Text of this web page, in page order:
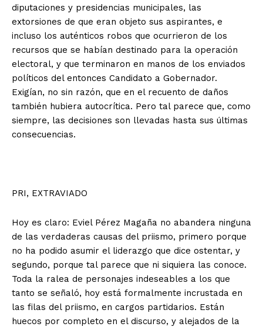
diputaciones y presidencias municipales, las
extorsiones de que eran objeto sus aspirantes, e
incluso los auténticos robos que ocurrieron de los
recursos que se habían destinado para la operación
electoral, y que terminaron en manos de los enviados
políticos del entonces Candidato a Gobernador.
Exigían, no sin razón, que en el recuento de daños
también hubiera autocrítica. Pero tal parece que, como
siempre, las decisiones son llevadas hasta sus últimas
consecuencias.
PRI, EXTRAVIADO
Hoy es claro: Eviel Pérez Magaña no abandera ninguna
de las verdaderas causas del priismo, primero porque
no ha podido asumir el liderazgo que dice ostentar, y
segundo, porque tal parece que ni siquiera las conoce.
Toda la ralea de personajes indeseables a los que
tanto se señaló, hoy está formalmente incrustada en
las filas del priismo, en cargos partidarios. Están
huecos por completo en el discurso, y alejados de la